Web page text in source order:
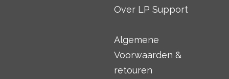
Over LP Support
Algemene
Voorwaarden &
retouren